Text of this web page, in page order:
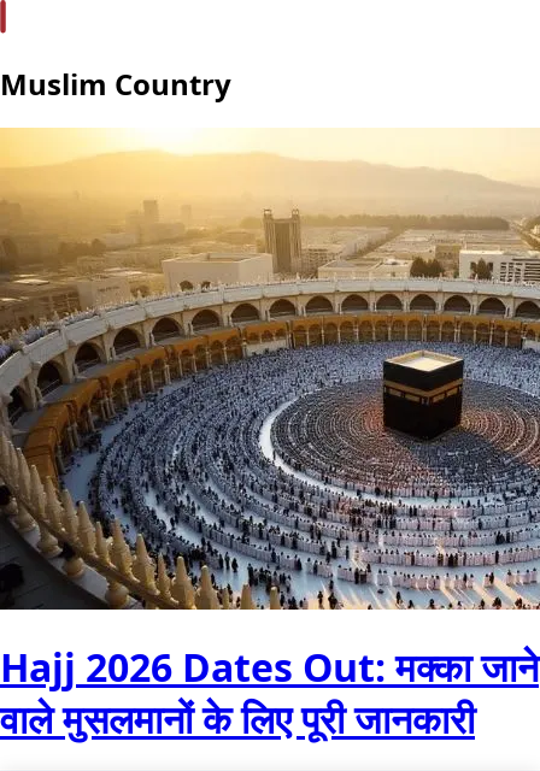
Muslim Country
Hajj 2026 Dates Out: मक्का जाने
वाले मुसलमानों के लिए पूरी जानकारी